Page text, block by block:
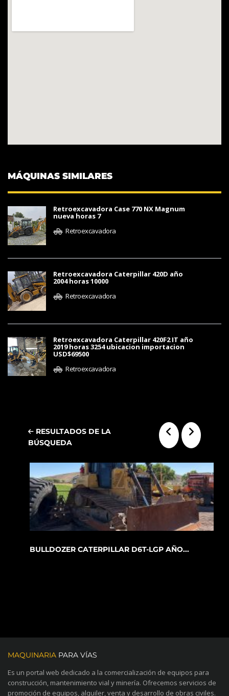
MÁQUINAS SIMILARES
Retroexcavadora Case 770 NX Magnum
nueva horas 7
Retroexcavadora
Retroexcavadora Caterpillar 420D año
2004 horas 10000
Retroexcavadora
Retroexcavadora Caterpillar 420F2 IT año
2019 horas 3254 ubicacion importacion
USD$69500
Retroexcavadora
RESULTADOS DE LA
BÚSQUEDA
BULLDOZER CATERPILLAR D6T-LGP AÑO...
MAQUINARIA PARA VÍAS
Es un portal web dedicado a la comercialización de equipos para
construcción, mantenimiento vial y minería. Ofrecemos servicios de
promoción de equipos, alquiler, venta y desarrollo de obras civiles.